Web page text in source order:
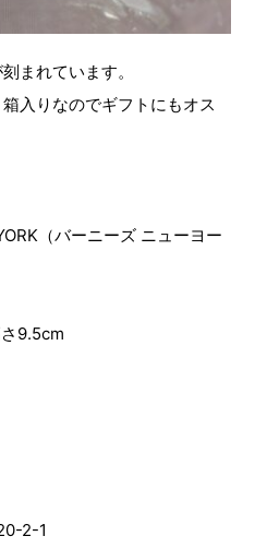
まれています。
入りなのでギフトにもオス
（バーニーズ ニューヨー
9.5cm
2-1